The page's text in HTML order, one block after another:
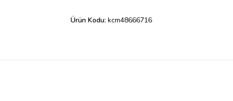
Ürün Kodu: kcm48666716